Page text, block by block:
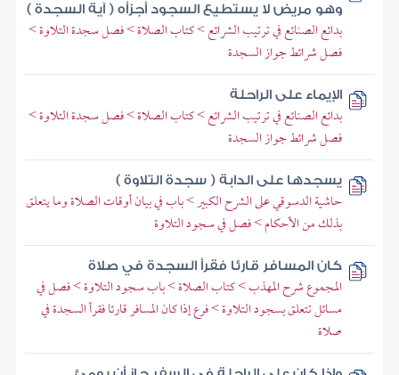
وهو مريض لا يستطيع السجود أجزأه ( آية السجدة )
بدائع الصنائع في ترتيب الشرائع > كتاب الصلاة > فصل سجدة التلاوة >
فصل شرائط جواز السجدة
الإيماء على الراحلة
بدائع الصنائع في ترتيب الشرائع > كتاب الصلاة > فصل سجدة التلاوة >
فصل شرائط جواز السجدة
يسجدها على الدابة ( سجدة التلاوة )
حاشية الدسوقي على الشرح الكبير > باب في بيان أوقات الصلاة وما يتعلق
بذلك من الأحكام > فصل في سجود التلاوة
كان المسافر قارئا فقرأ السجدة في صلاة
المجموع شرح المهذب > كتاب الصلاة > باب سجود التلاوة > فصل في
مسائل تتعلق بسجود التلاوة > فرع إذا كان المسافر قارئا فقرأ السجدة في
صلاة